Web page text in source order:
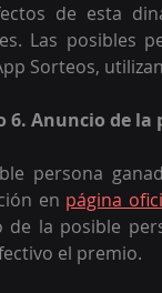
de esta
Las posibles
Sorteos,
6. Anuncio de la
persona
en página
de la posible
el premio.